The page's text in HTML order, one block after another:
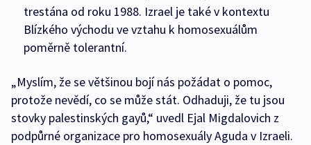
trestána od roku 1988. Izrael je také v kontextu
Blízkého východu ve vztahu k homosexuálům
poměrně tolerantní.
„Myslím, že se většinou bojí nás požádat o pomoc,
protože nevědí, co se může stát. Odhaduji, že tu jsou
stovky palestinských gayů,“ uvedl Ejal Migdalovich z
podpůrné organizace pro homosexuály Aguda v Izraeli.